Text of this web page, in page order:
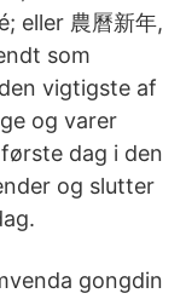
eller 農曆新年,
som
vigtigste af
og varer
dag i den
og slutter
gongdin